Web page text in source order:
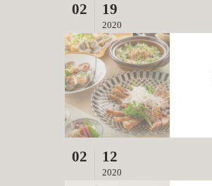
02 19
2020
02 12
2020